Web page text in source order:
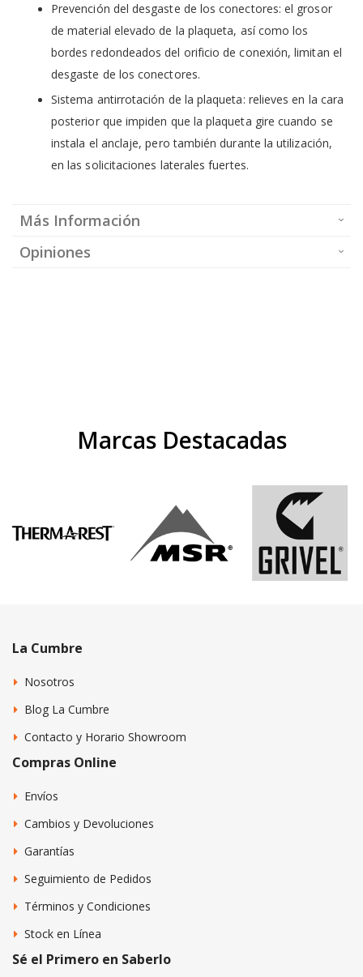
Prevención del desgaste de los conectores: el grosor
de material elevado de la plaqueta, así como los
bordes redondeados del orificio de conexión, limitan el
desgaste de los conectores.
Sistema antirrotación de la plaqueta: relieves en la cara
posterior que impiden que la plaqueta gire cuando se
instala el anclaje, pero también durante la utilización,
en las solicitaciones laterales fuertes.
Más Información
Opiniones
Marcas Destacadas
La Cumbre
Nosotros
Blog La Cumbre
Contacto y Horario Showroom
Compras Online
Envíos
Cambios y Devoluciones
Garantías
Seguimiento de Pedidos
Términos y Condiciones
Stock en Línea
Sé el Primero en Saberlo